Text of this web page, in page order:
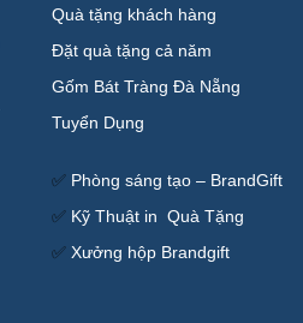
Quà tặng khách hàng
Đặt quà tặng cả năm
Gốm Bát Tràng Đà Nẵng
Tuyển Dụng
✅ Phòng sáng tạo – BrandGift
✅ Kỹ Thuật in Quà Tặng
✅ Xưởng hộp Brandgift